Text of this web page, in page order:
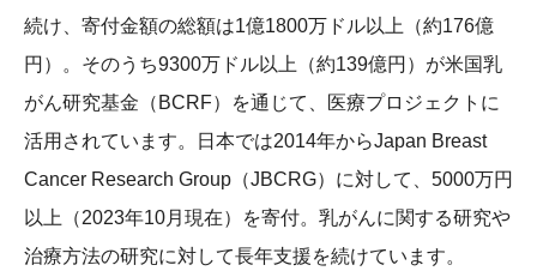
続け、寄付金額の総額は1億1800万ドル以上（約176億
円）。そのうち9300万ドル以上（約139億円）が米国乳
がん研究基金（BCRF）を通じて、医療プロジェクトに
活用されています。日本では2014年からJapan Breast
Cancer Research Group（JBCRG）に対して、5000万円
以上（2023年10月現在）を寄付。乳がんに関する研究や
治療方法の研究に対して長年支援を続けています。